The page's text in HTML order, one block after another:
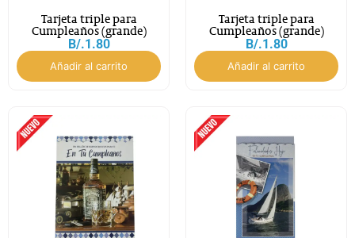
Tarjeta triple para
Cumpleaños (grande)
B/.1.80
Añadir al carrito
Tarjeta triple para
Cumpleaños (grande)
B/.1.80
Añadir al carrito